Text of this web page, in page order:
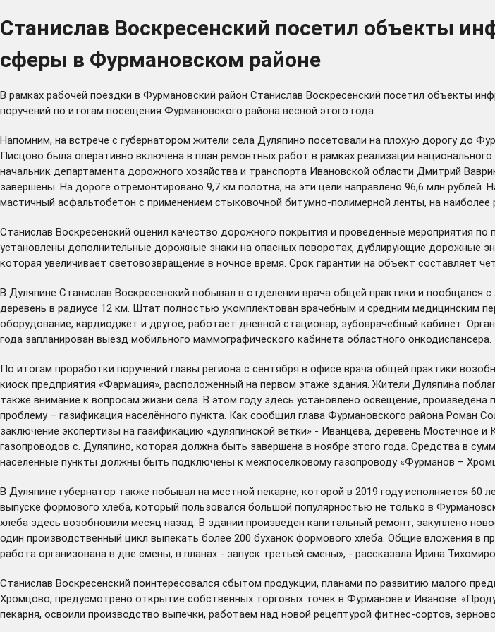
Станислав Воскресенский посетил объекты
сферы в Фурмановском районе
В рамках рабочей поездки в Фурмановский район Станислав Воскресенский посетил объекты
поручений по итогам посещения Фурмановского района весной этого года.
Напомним, на встрече с губернатором жители села Дуляпино посетовали на плохую дорогу до
Писцово была оперативно включена в план ремонтных работ в рамках реализации
начальник департамента дорожного хозяйства и транспорта Ивановской области Дмитрий
завершены. На дороге отремонтировано 9,7 км полотна, на эти цели направлено 96,6 млн
мастичный асфальтобетон с применением стыковочной битумно-полимерной ленты, на
Станислав Воскресенский оценил качество дорожного покрытия и проведенные мероприятия
установлены дополнительные дорожные знаки на опасных поворотах, дублирующие дорожные
которая увеличивает световозвращение в ночное время. Срок гарантии на объект составляет
В Дуляпине Станислав Воскресенский побывал в отделении врача общей практики и пообщался
деревень в радиусе 12 км. Штат полностью укомплектован врачебным и средним медицинским
оборудование, кардиоджет и другое, работает дневной стационар, зубоврачебный кабинет.
года запланирован выезд мобильного маммографического кабинета областного онкодиспансера.
По итогам проработки поручений главы региона с сентября в офисе врача общей практики
киоск предприятия «Фармация», расположенный на первом этаже здания. Жители Дуляпина
также внимание к вопросам жизни села. В этом году здесь установлено освещение,
проблему – газификация населённого пункта. Как сообщил глава Фурмановского района Роман
заключение экспертизы на газификацию «дуляпинской ветки» - Иванцева, деревень Мостечное
газопроводов с. Дуляпино, которая должна быть завершена в ноябре этого года. Средства в
населенные пункты должны быть подключены к межпоселковому газопроводу «Фурманов –
В Дуляпине губернатор также побывал на местной пекарне, которой в 2019 году исполняется 60
выпуске формового хлеба, который пользовался большой популярностью не только в
хлеба здесь возобновили месяц назад. В здании произведен капитальный ремонт, закуплено
один производственный цикл выпекать более 200 буханок формового хлеба. Общие вложения в
работа организована в две смены, в планах - запуск третьей смены», - рассказала Ирина
Станислав Воскресенский поинтересовался сбытом продукции, планами по развитию малого
Хромцово, предусмотрено открытие собственных торговых точек в Фурманове и Иванове.
пекарня, освоили производство выпечки, работаем над новой рецептурой фитнес-сортов,